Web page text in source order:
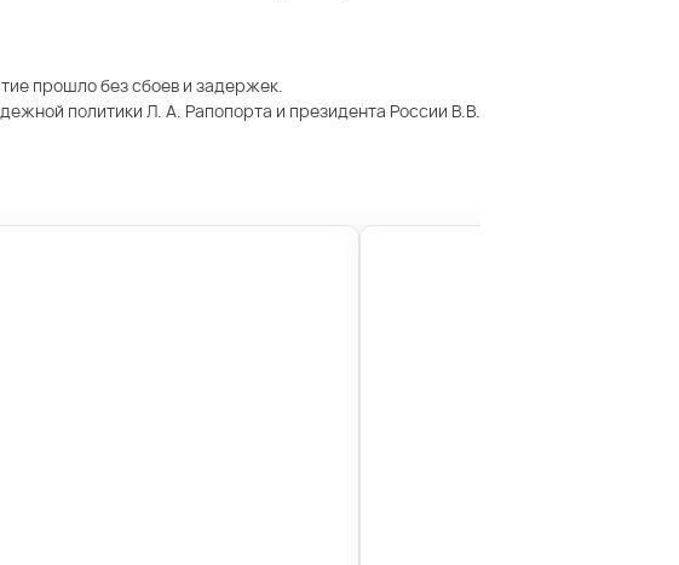
прошло без сбоев и задержек.
политики Л. А. Рапопорта и президента России В.В.